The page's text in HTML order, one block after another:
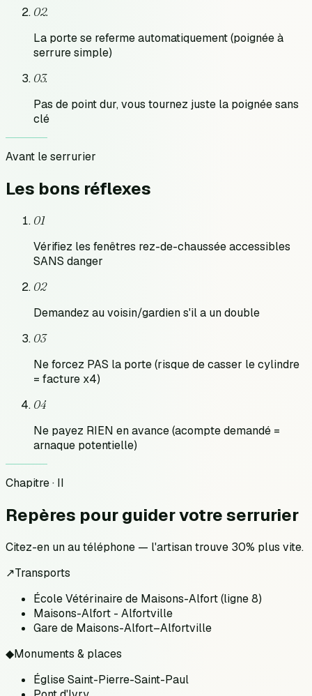
02.
La porte se referme automatiquement (poignée à
serrure simple)
03.
Pas de point dur, vous tournez juste la poignée sans
clé
Avant le serrurier
Les bons réflexes
01
Vérifiez les fenêtres rez-de-chaussée accessibles
SANS danger
02
Demandez au voisin/gardien s'il a un double
03
Ne forcez PAS la porte (risque de casser le cylindre
= facture x4)
04
Ne payez RIEN en avance (acompte demandé =
arnaque potentielle)
Chapitre · II
Repères pourguider votre serrurier
Citez-en un au téléphone — l'artisan trouve 30% plus vite.
↗Transports
École Vétérinaire de Maisons-Alfort (ligne 8)
Maisons-Alfort - Alfortville
Gare de Maisons-Alfort–Alfortville
◆Monuments & places
Église Saint-Pierre-Saint-Paul